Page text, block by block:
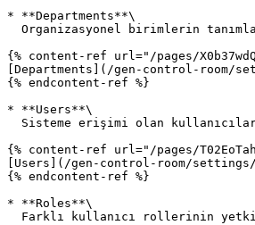
* **Departments**\
{% content-ref url="/pages/
[Departments](/gen-control-room/
{% endcontent-ref %}
* **Users**\
{% content-ref url="/pages/
[Users](/gen-control-room/settings/
{% endcontent-ref %}
* **Roles**\